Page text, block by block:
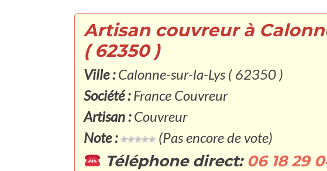
Artisan couvreur à
( 62350 )
Ville :Calonne-sur-la-Lys ( 62350 )
Société :France Couvreur
Artisan :Couvreur
Note :
(Pas encore de vote)
Téléphone direct: 06 18 29